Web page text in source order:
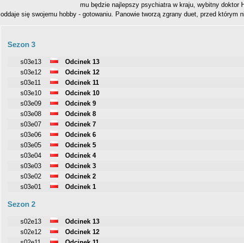
mu będzie najlepszy psychiatra w kraju, wybitny doktor
oddaje się swojemu hobby - gotowaniu. Panowie tworzą zgrany duet, przed którym
Sezon 3
s03e13
Odcinek 13
s03e12
Odcinek 12
s03e11
Odcinek 11
s03e10
Odcinek 10
s03e09
Odcinek 9
s03e08
Odcinek 8
s03e07
Odcinek 7
s03e06
Odcinek 6
s03e05
Odcinek 5
s03e04
Odcinek 4
s03e03
Odcinek 3
s03e02
Odcinek 2
s03e01
Odcinek 1
Sezon 2
s02e13
Odcinek 13
s02e12
Odcinek 12